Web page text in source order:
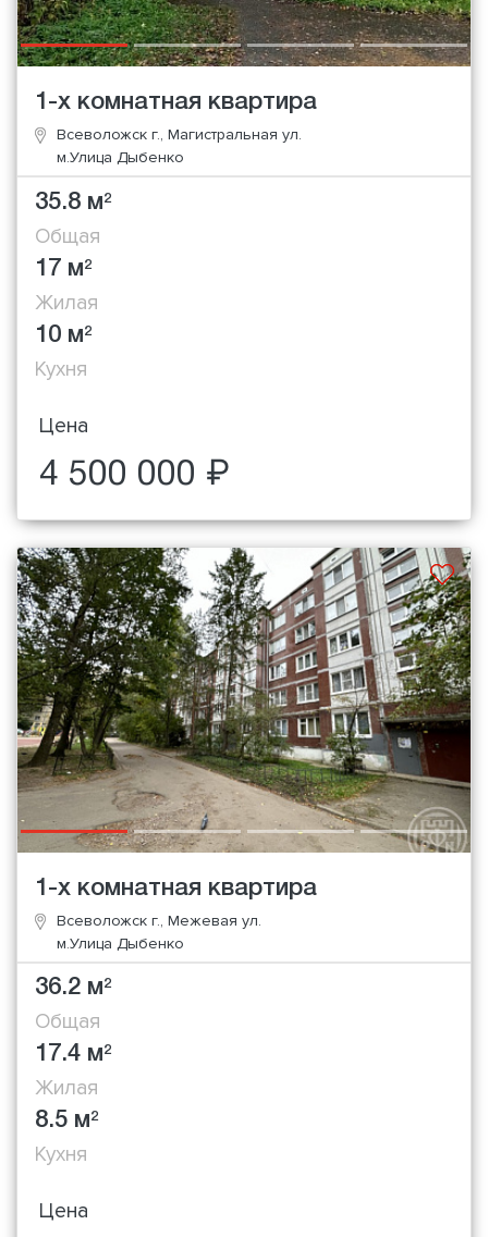
1-х комнатная квартира
Всеволожск г., Магистральная ул.
м.Улица Дыбенко
35.8 м2
Общая
17 м2
Жилая
10 м2
Кухня
Цена
4 500 000 ₽
1-х комнатная квартира
Всеволожск г., Межевая ул.
м.Улица Дыбенко
36.2 м2
Общая
17.4 м2
Жилая
8.5 м2
Кухня
Цена